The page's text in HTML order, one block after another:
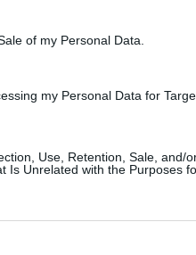
of my Personal Data.
my Personal Data for
Use, Retention, Sale, and/
Is Unrelated with the Purposes
kutatást végzett,
evés-ivás során és